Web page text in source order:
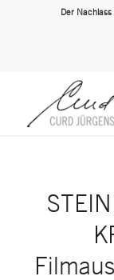
Der Nachlass